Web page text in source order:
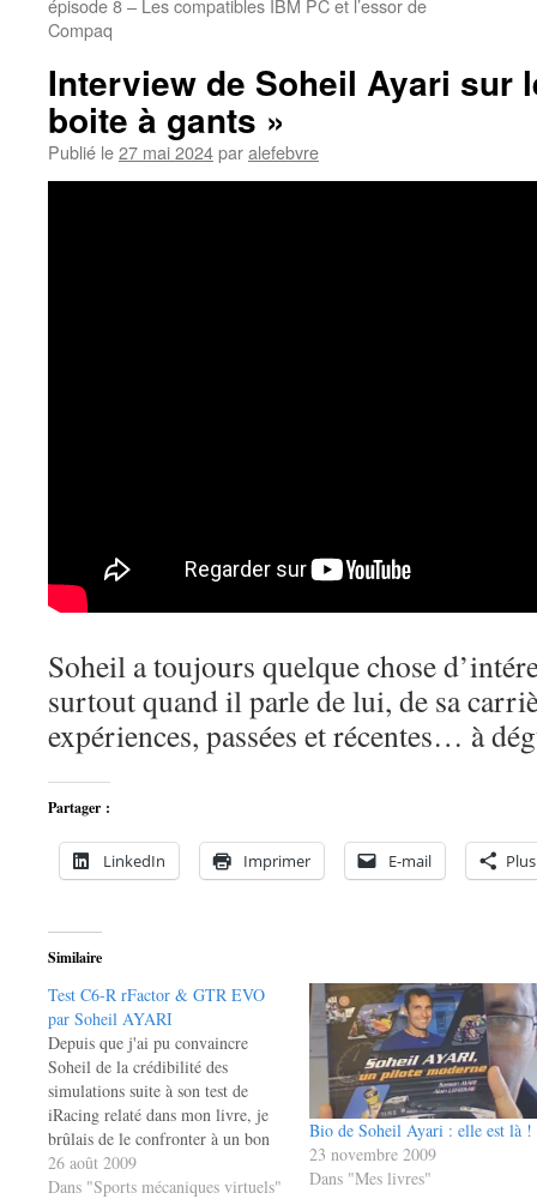
épisode 8 – Les compatibles IBM PC et l’essor de
Compaq
Interview de Soheil Ayari sur
boite à gants »
Publié le27 mai 2024paralefebvre
Soheil a toujours quelque chose
surtout quand il parle de lui, de sa
expériences, passées et récentes… à
Partager :
LinkedIn Imprimer E-mail Plus
Similaire
Test C6-R rFactor & GTR EVO
par Soheil AYARI
Depuis que j'ai pu convaincre
Soheil de la crédibilité des
simulations suite à son test de
iRacing relaté dans mon livre, je
brûlais de le confronter à un bon
mod de sa Corvette C6-R sur un
circuit qu'il pratique
26 août 2009
Dans "Sports mécaniques virtuels"
Bio de Soheil Ayari : elle est là !
23 novembre 2009
Dans "Mes livres"